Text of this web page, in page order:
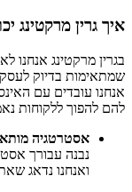
איך גרין מרקטינג
בגרין מרקטינג אנחנו
שמתאימות בדיוק
אנחנו עובדים עם
להם להפוך ללקוחות
אסטרטגיה
נבנה עבורך
ואנחנו נדאג